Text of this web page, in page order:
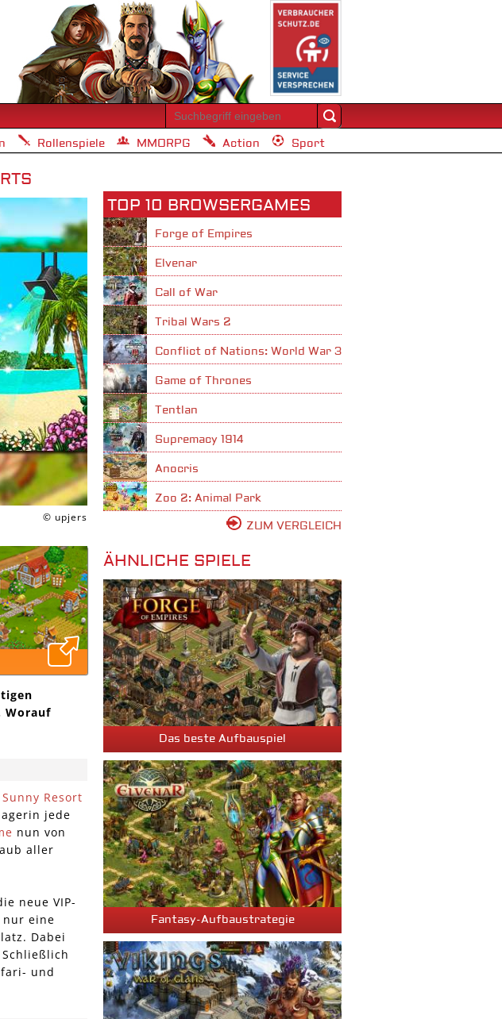
Rollenspiele MMORPG Action Sport
© upjers
Worauf
Sunny Resort
jede
nun von
aller
neue VIP-
eine
Dabei
und
TOP 10 BROWSERGAMES
Forge of Empires
Elvenar
Call of War
Tribal Wars 2
Conflict of Nations: World War 3
Game of Thrones
Tentlan
Supremacy 1914
Anocris
Zoo 2: Animal Park
ZUM VERGLEICH
ÄHNLICHE SPIELE
Das beste Aufbauspiel
Fantasy-Aufbaustrategie